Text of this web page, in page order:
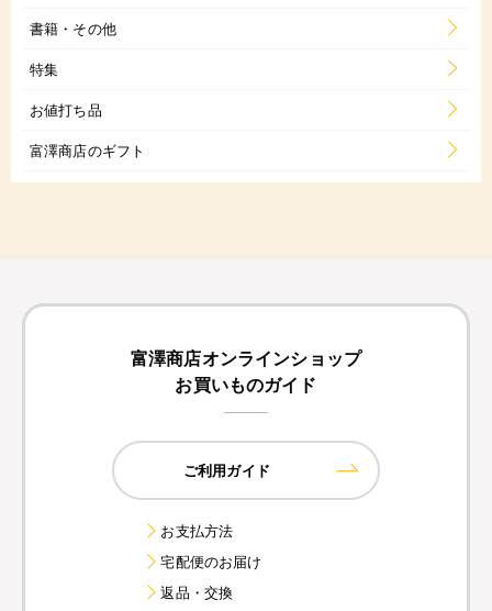
書籍・その他
特集
お値打ち品
富澤商店のギフト
富澤商店オンラインショップ
お買いものガイド
ご利用ガイド
お支払方法
宅配便のお届け
返品・交換